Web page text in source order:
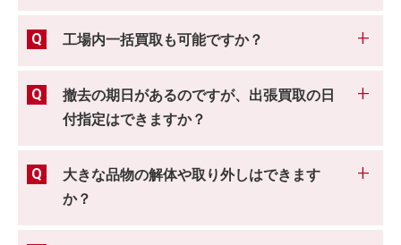
工場内一括買取も可能ですか？
撤去の期日があるのですが、出張買取の日
付指定はできますか？
大きな品物の解体や取り外しはできます
か？